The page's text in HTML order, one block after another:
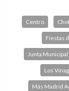
Centro
Fiestas
Junta
Los
Más Madrid